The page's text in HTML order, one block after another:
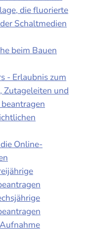
die fluorierte
Schaltmedien
beim Bauen
- Erlaubnis zum
Zutageleiten und
Online-